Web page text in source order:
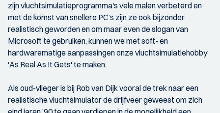
zijn vluchtsimulatieprogramma's vele malen verbeterd en
met de komst van snellere PC’s zijn ze ook bijzonder
realistisch geworden en om maar even de slogan van
Microsoft te gebruiken, kunnen we met soft- en
hardwarematige aanpassingen onze vluchtsimulatiehobby
'As Real As It Gets' te maken.
Als oud-vlieger is bij Rob van Dijk vooral de trek naar een
realistische vluchtsimulator de drijfveer geweest om zich